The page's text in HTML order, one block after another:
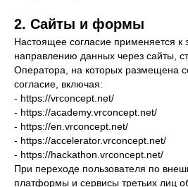
2. Сайты и формы
Настоящее согласие применяется
направлению данных через сайты,
Оператора, на которых размещена
согласие, включая:
- https://vrconcept.net/
- https://academy.vrconcept.net/
- https://en.vrconcept.net/
- https://accelerator.vrconcept.net/
- https://hackathon.vrconcept.net/
При переходе пользователя по
платформы и сервисы третьих лиц